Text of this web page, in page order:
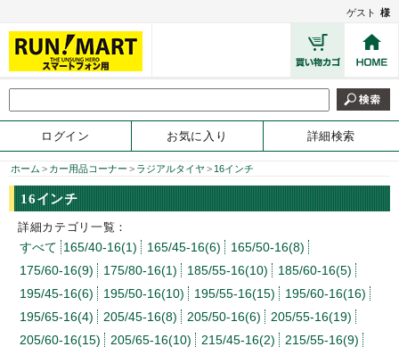
ゲスト 様
ログイン お気に入り 詳細検索
ホーム > カー用品コーナー > ラジアルタイヤ > 16インチ
16インチ
詳細カテゴリ一覧：
すべて 165/40-16(1) 165/45-16(6)
165/50-16(8)
175/60-16(9)
175/80-16(1) 185/55-16(10)
185/60-16(5)
195/45-16(6)
195/50-16(10) 195/55-16(15)
195/60-16(16)
195/65-16(4)
205/45-16(8) 205/50-16(6)
205/55-16(19)
205/60-16(15)
205/65-16(10) 215/45-16(2)
215/55-16(9)